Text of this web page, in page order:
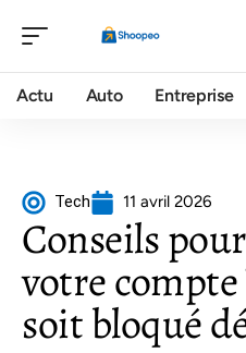
Actu Auto Entreprise
Tech 11 avril 2026
Conseils
votre
soit bloqué